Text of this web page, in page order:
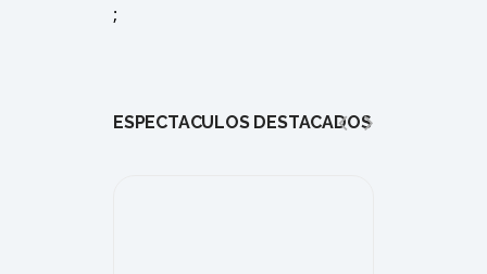
;
ESPECTÁCULOS DESTACADOS